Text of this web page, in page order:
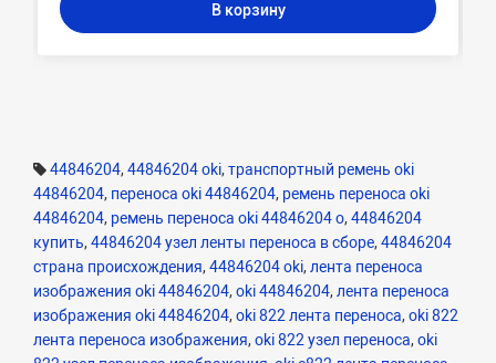
В корзину
44846204, 44846204 oki, транспортный ремень oki
44846204, переноса oki 44846204, ремень переноса oki
44846204, ремень переноса oki 44846204 o, 44846204
купить, 44846204 узел ленты переноса в сборе, 44846204
страна происхождения, 44846204 oki, лента переноса
изображения oki 44846204, oki 44846204, лента переноса
изображения oki 44846204, oki 822 лента переноса, oki 822
лента переноса изображения, oki 822 узел переноса, oki